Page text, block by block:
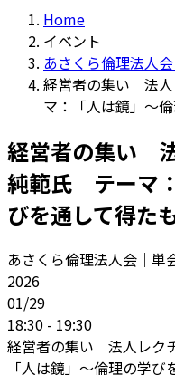
Home
イベント
あさくら倫理法人
経営者の集い 法
マ：「人は鏡」～
経営者の集い
純範氏 テーマ
びを通して得た
あさくら倫理法人会｜単
2026
01/29
18:30 - 19:30
経営者の集い 法人レク
「人は鏡」～倫理の学